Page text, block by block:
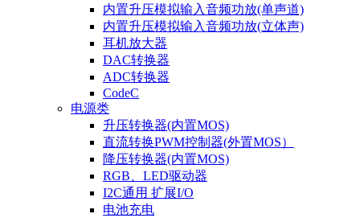
内置升压模拟输入音频功放(单声道)
内置升压模拟输入音频功放(立体声)
耳机放大器
DAC转换器
ADC转换器
CodeC
电源类
升压转换器(内置MOS)
直流转换PWM控制器(外置MOS）
降压转换器(内置MOS)
RGB、LED驱动器
I2C通用 扩展I/O
电池充电